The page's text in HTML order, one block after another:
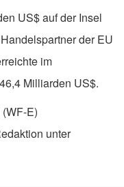
US$ auf der Insel
der EU
im
Milliarden US$.
E)
unter